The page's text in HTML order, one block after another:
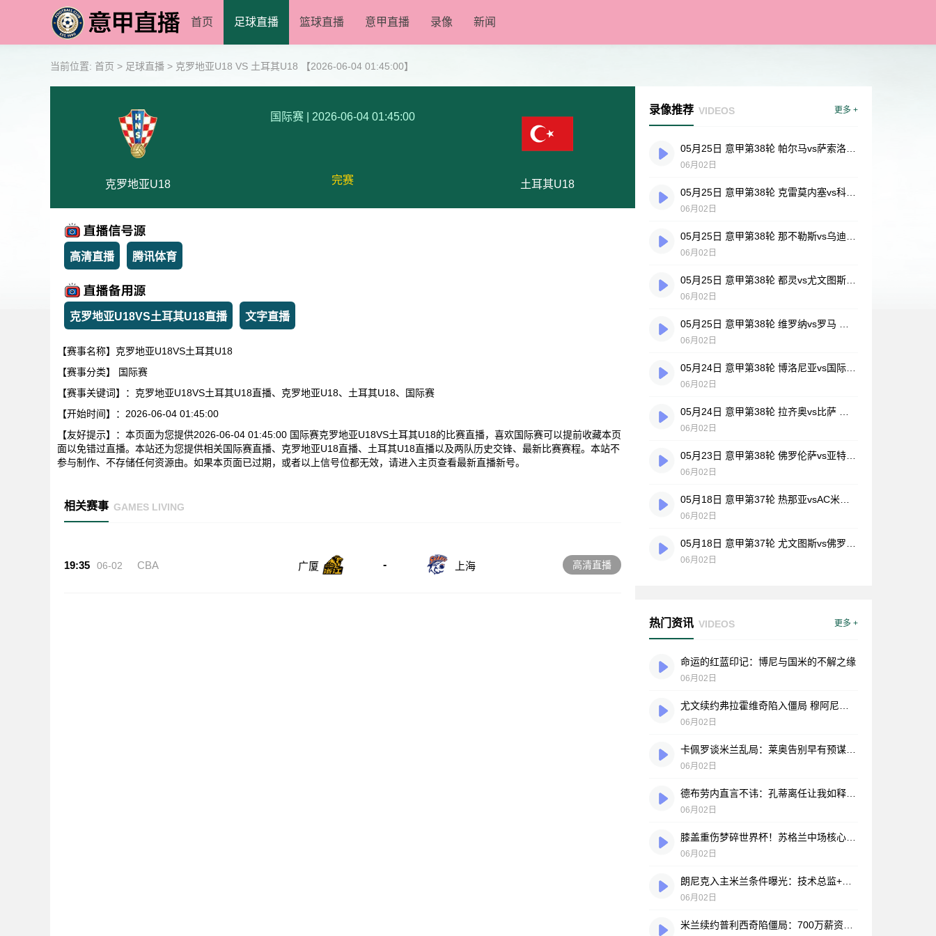
首页 足球直播 篮球直播 意甲直播 录像 新闻
当前位置: 首页 > 足球直播 > 克罗地亚U18 VS 土耳其U18 【2026-06-04 01:45:00】
克罗地亚U18
国际赛 2026-06-04 01:45:00
完赛 土耳其U18
高清直播 腾讯体育
克罗地亚U18VS土耳其U18直播 文字直播
【赛事名称】克罗地亚U18VS土耳其U18
【赛事分类】
国际赛
【赛事关键词】：克罗地亚U18VS土耳其U18直播、克罗地亚U18、土耳其U18、国际赛
【开始时间】：2026-06-04 01:45:00
【友好提示】：本页面为您提供2026-06-04 01:45:00 国际赛克罗地亚U18VS土耳其U18的比赛直播，喜欢国际赛可以提前收藏本页
面以免错过直播。本站还为您提供相关国际赛直播、克罗地亚U18直播、土耳其U18直播以及两队历史交锋、最新比赛赛程。本站不
参与制作、不存储任何资源由。如果本页面已过期，或者以上信号位都无效，请进入主页查看最新直播新号。
相关赛事 GAMES LIVING
19:35 06-02 CBA 广厦 - 上海 高清直播
录像推荐 VIDEOS 更多 +
06月02日
06月02日
06月02日
06月02日
06月02日
06月02日
06月02日
06月02日
06月02日
06月02日
热门资讯 VIDEOS 更多 +
命运的红蓝印记：博尼与国米的不解之缘
06月02日
06月02日
06月02日
06月02日
06月02日
06月02日